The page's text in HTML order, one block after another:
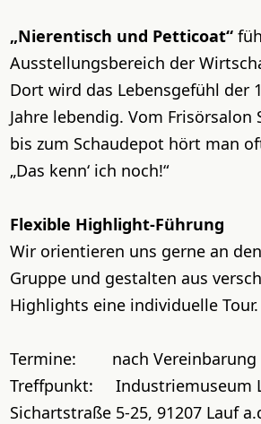
„Nierentisch und Petticoat“
Ausstellungsbereich der
Dort wird das Lebensgefühl der
Jahre lebendig. Vom Frisörsalon
bis zum Schaudepot hört man
„Das kenn‘ ich noch!“
Flexible Highlight-Führung
Wir orientieren uns gerne an
Gruppe und gestalten aus
Highlights eine individuelle Tour.
Termine: nach Vereinbarung
Treffpunkt: Industriemuseum
Sichartstraße 5-25, 91207 Lauf